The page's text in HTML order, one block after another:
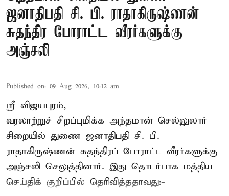
ஜனாதிபதி சி. பி. ராதாகிருஷ்ணன்
சுதந்திர போராட்ட வீரர்களுக்கு
அஞ்சலி
Published on: 09 Aug 2026, 10:12 am
ஸ்ரீ விஜயபுரம்,
வரலாற்றுச் சிறப்புமிக்க அந்தமான் செல்லுலார்
சிறையில் துணை ஜனாதிபதி சி. பி.
ராதாகிருஷ்ணன் சுதந்திரப் போராட்ட வீரர்களுக்கு
அஞ்சலி செலுத்தினார். இது தொடர்பாக மத்திய
செய்திக் குறிப்பில் தெரிவித்ததாவது:-